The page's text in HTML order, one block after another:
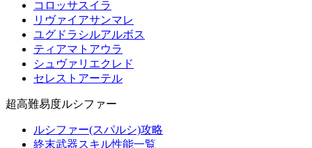
コロッサスイラ
リヴァイアサンマレ
ユグドラシルアルボス
ティアマトアウラ
シュヴァリエクレド
セレストアーテル
超高難易度ルシファー
ルシファー(スパルシ)攻略
終末武器スキル性能一覧